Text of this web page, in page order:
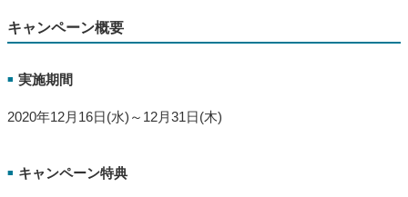
キャンペーン概要
■ 実施期間
2020年12月16日(水)～12月31日(木)
■ キャンペーン特典